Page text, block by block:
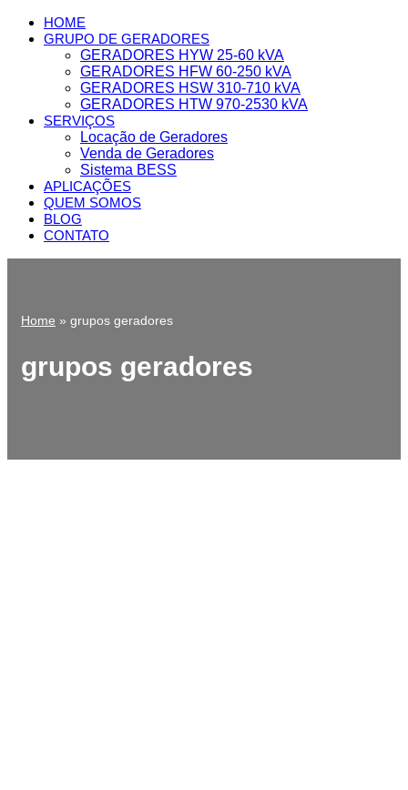
HOME
GRUPO DE GERADORES
GERADORES HYW 25-60 kVA
GERADORES HFW 60-250 kVA
GERADORES HSW 310-710 kVA
GERADORES HTW 970-2530 kVA
SERVIÇOS
Locação de Geradores
Venda de Geradores
Sistema BESS
APLICAÇÕES
QUEM SOMOS
BLOG
CONTATO
Home » grupos geradores
grupos geradores